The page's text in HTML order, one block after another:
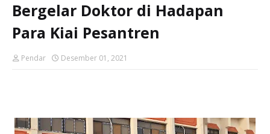
Bergelar Doktor di Hadapan
Para Kiai Pesantren
Pendar Desember 01, 2021